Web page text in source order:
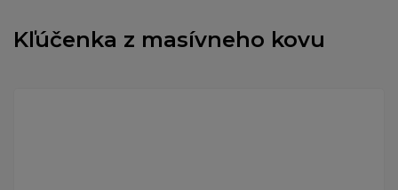
Kľúčenka z masívneho kovu